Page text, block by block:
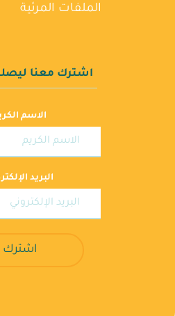
الملفات المرئية
اشترك معنا
الاسم
البريد
اشترك